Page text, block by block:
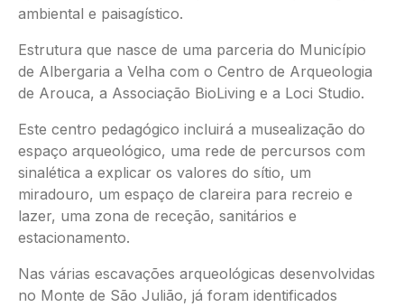
ambiental e paisagístico.
Estrutura que nasce de uma parceria do Município
de Albergaria a Velha com o Centro de Arqueologia
de Arouca, a Associação BioLiving e a Loci Studio.
Este centro pedagógico incluirá a musealização do
espaço arqueológico, uma rede de percursos com
sinalética a explicar os valores do sítio, um
miradouro, um espaço de clareira para recreio e
lazer, uma zona de receção, sanitários e
estacionamento.
Nas várias escavações arqueológicas desenvolvidas
no Monte de São Julião, já foram identificados